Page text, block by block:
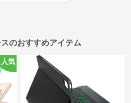
のおすすめアイテム
人気